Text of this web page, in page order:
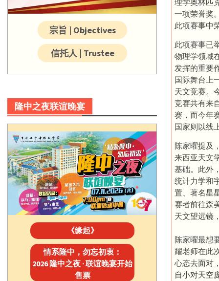
理学奥林匹
一项荣誉奖
此项赛事中
此项赛事已
物理学领域
发挥的重要
国际舞台上
天文竞赛。
竞赛共有来
赛，而今年
国家则以线
陈家曜提及
来西亚天文
基础。此外
统计力学和
置、著名星
赛者前往森
天文望远镜
陈家曜最想
耀老师在此
心态去面对
自小对天空
宗旨 | Objectives
信托人 | Trustee
隆中之夜联谊晚宴
《缘起》
情系隆中，勿忘初衷：
2026 隆中之夜 · 联谊晚宴开始
售票